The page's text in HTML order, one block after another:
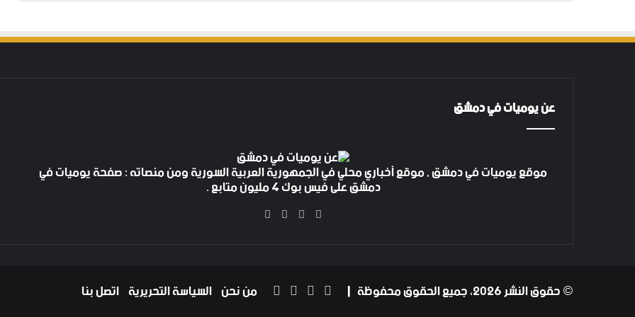
عن يوميات في دمشق
موقع يوميات في دمشق , موقع أخباري محلي في الجمهورية العربية السورية ومن منصاته : صفحة يوميات في
دمشق على فيس بوك 4 مليون متابع .
فيسبوك
‫X
‫YouTube
© حقوق النشر 2026، جميع الحقوق محفوظة | من نحن السياسة التحريرية اتصل بنا فيسبوك ‫YouTube
انستقرام